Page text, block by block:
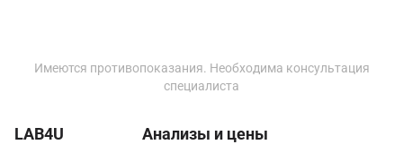
Раменское
Ростов-на-Дону
Имеются противопоказания. Необходима консультация
специалиста
LAB4U Анализы и цены